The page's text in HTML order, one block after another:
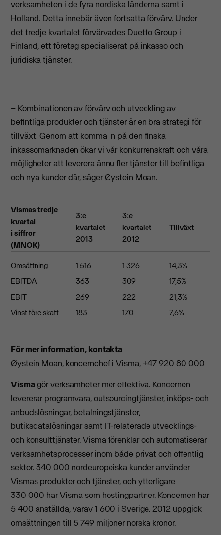
verksamheten i de fyra nordiska länderna samt i
Holland. Detta innebär även fortsatta förvärv. Under
det tredje kvartalet förvärvades Duetto Group i
Finland, ett företag specialiserat på inkasso och
juridiska tjänster.
– Kombinationen av förvärv och utveckling av
befintliga produkter och tjänster är en bra strategi för
tillväxt. Genom att komma in på den finska
inkassomarknaden ökar vi vår konkurrenskraft och våra
möjligheter att leverera ännu fler tjänster till befintliga
och nya kunder där, säger Øystein Moan.
Vismas tredje
kvartal
i siffror
(MNOK)
3:e
kvartalet
2013
3:e
kvartalet
2012
Tillväxt
Omsättning 1 516 1 326
14,3%
EBITDA
363 309
17,5%
EBIT
269 222
21,3%
Vinst före skatt
183 170 7,6%
För mer information, kontakta
Øystein Moan, koncernchef i Visma, +47 920 80 000
Vismagör verksamheter mer effektiva. Koncernen
levererar programvara, outsourcingtjänster, inköps- och
anbudslösningar, betalningstjänster,
butiksdatalösningar samt IT-relaterade utvecklings-
och konsulttjänster. Visma förenklar och automatiserar
verksamhetsprocesser inom både privat och offentlig
sektor. 340 000 nordeuropeiska kunder använder
Vismas produkter och tjänster, och ytterligare
330 000 har Visma som hostingpartner. Koncernen har
5 400 anställda, varav 1 600 i Sverige. 2012 uppgick
omsättningen till 5 749 miljoner norska kronor.